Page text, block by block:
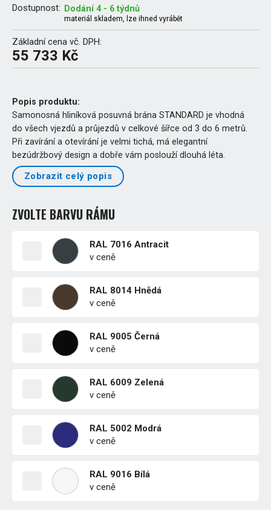
Dostupnost: Dodání 4 - 6 týdnů
materiál skladem, lze ihned vyrábět
Základní cena vč. DPH:
55 733 Kč
Popis produktu:
Samonosná hliníková posuvná brána STANDARD je vhodná
do všech vjezdů a průjezdů v celkové šířce od 3 do 6 metrů.
Při zavírání a otevírání je velmi tichá, má elegantní
bezúdržbový design a dobře vám poslouží dlouhá léta.
Zobrazit celý popis
ZVOLTE BARVU RÁMU
RAL 7016 Antracit
v ceně
RAL 8014 Hnědá
v ceně
RAL 9005 Černá
v ceně
RAL 6009 Zelená
v ceně
RAL 5002 Modrá
v ceně
RAL 9016 Bílá
v ceně